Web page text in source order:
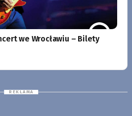
we Wrocławiu – Bilety